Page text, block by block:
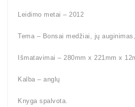
Leidimo metai – 2012
Tema – Bonsai medžiai, jų
Išmatavimai – 280mm x 221mm x
Kalba – anglų
Knyga spalvota.